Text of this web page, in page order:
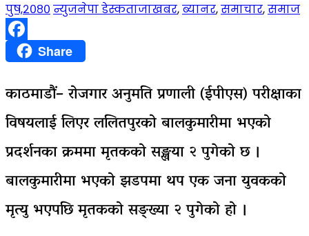
पुष,२०८० न्युजनेपा डेस्कताजाखबर,ब्यानर,समाचार,समाज
FacebookShare
काठमाडौं–रोजगार अनुमति प्रणाली (ईपीएस) परीक्षाका
विषयलाई लिएर ललितपुरको बालकुमारीमा भएको
प्रदर्शनका क्रममा मृतकको सङ्खया २ पुगेको छ ।
बालकुमारीमा भएको झडपमा थप एक जना युवकको
मृत्यु भएपछि मृतकको सङ्ख्या २ पुगेको हो ।